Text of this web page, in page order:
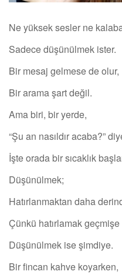
Ne yüksek sesler ne
Sadece düşünülmek ister.
Bir mesaj gelmese de olur,
Bir arama şart değil.
Ama biri, bir yerde,
“Şu an nasıldır acaba?”
İşte orada bir sıcaklık
Düşünülmek;
Hatırlanmaktan daha
Çünkü hatırlamak geçmişe
Düşünülmek ise şimdiye.
Bir fincan kahve koyarken,